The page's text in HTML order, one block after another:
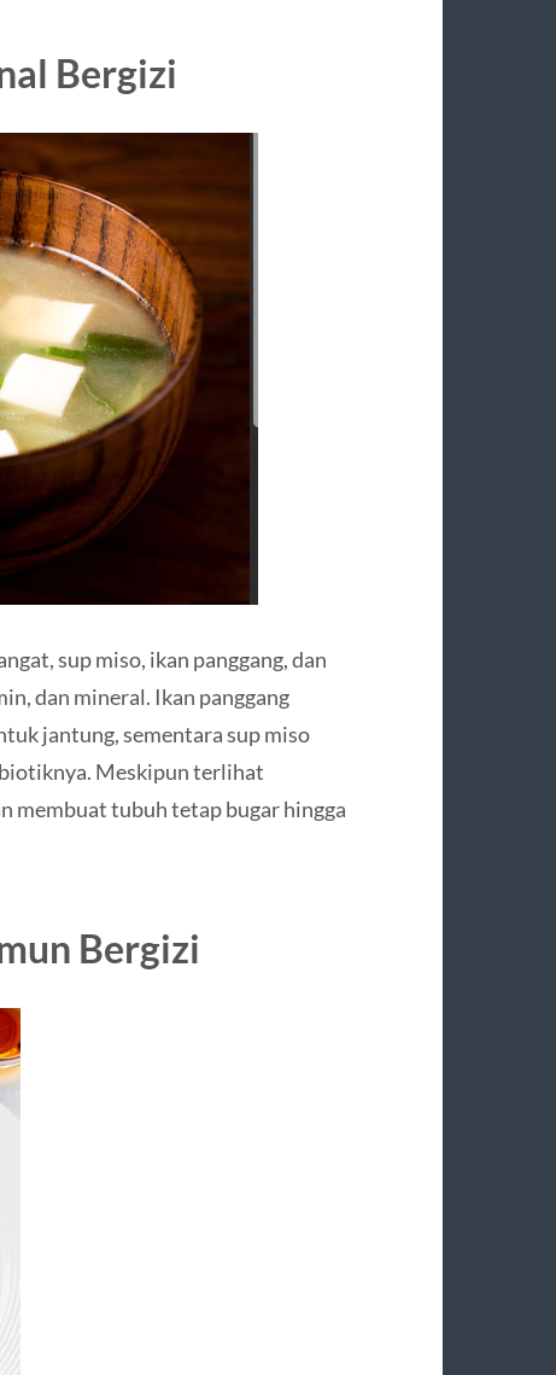
Bergizi
sup miso, ikan panggang, dan
dan mineral. Ikan panggang
jantung, sementara sup miso
Meskipun terlihat
membuat tubuh tetap bugar hingga
Bergizi